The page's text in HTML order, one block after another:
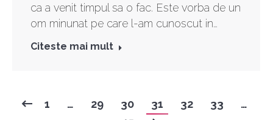
ca a venit timpul sa o fac. Este vorba de un
om minunat pe care l-am cunoscut in…
Citeste mai mult
1 … 29 30 31 32 33
…